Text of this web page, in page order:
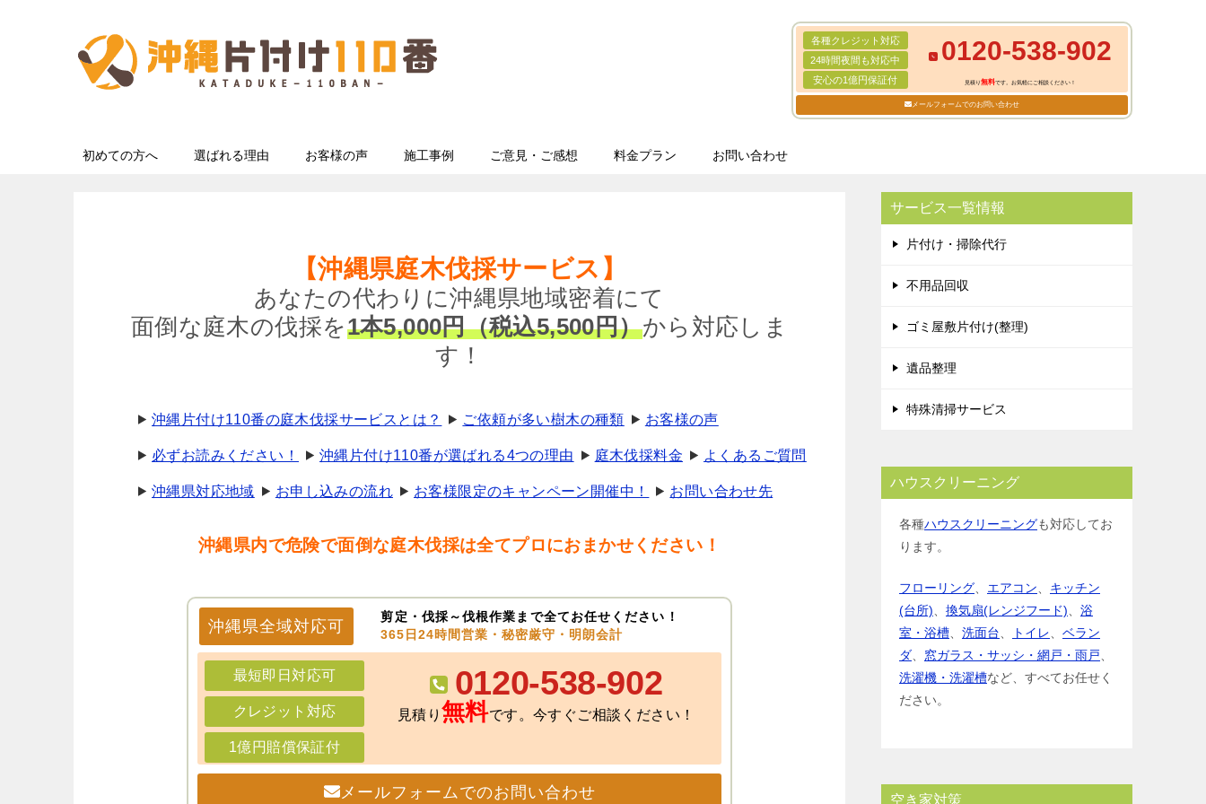
各種クレジット対応
24時間夜間も対応中
安心の1億円保証付
0120-538-902
見積り無料です。お気軽にご相談ください！
メールフォームでのお問い合わせ
初めての方へ 選ばれる理由 お客様の声 施工事例 ご意見・ご感想 料金プラン お問い合わせ
【沖縄県庭木伐採サービス】
あなたの代わりに沖縄県地域密着にて
面倒な庭木の伐採を1本5,000円（税込5,500円）から対応しま
す！
沖縄片付け110番の庭木伐採サービスとは？ ご依頼が多い樹木の種類 お客様の声
必ずお読みください！ 沖縄片付け110番が選ばれる4つの理由 庭木伐採料金 よくあるご質問
沖縄県対応地域 お申し込みの流れ お客様限定のキャンペーン開催中！ お問い合わせ先
沖縄県内で危険で面倒な庭木伐採は全てプロにおまかせください！
沖縄県全域対応可
剪定・伐採～伐根作業まで全てお任せください！
365日24時間営業・秘密厳守・明朗会計
最短即日対応可
クレジット対応
1億円賠償保証付
0120-538-902
見積り 無料です。今すぐご相談ください！
メールフォームでのお問い合わせ
サービス一覧情報
片付け・掃除代行
不用品回収
ゴミ屋敷片付け(整理)
遺品整理
特殊清掃サービス
ハウスクリーニング
各種ハウスクリーニングも対応してお
ります。
フローリング エアコン
キッチン
(台所)
換気扇(レンジフード)
浴
室・浴槽
洗面台 トイレ
ベラン
ダ
窓ガラス・サッシ・網戸・雨戸
洗濯機・洗濯槽など、すべてお任せく
ださい。
空き家対策